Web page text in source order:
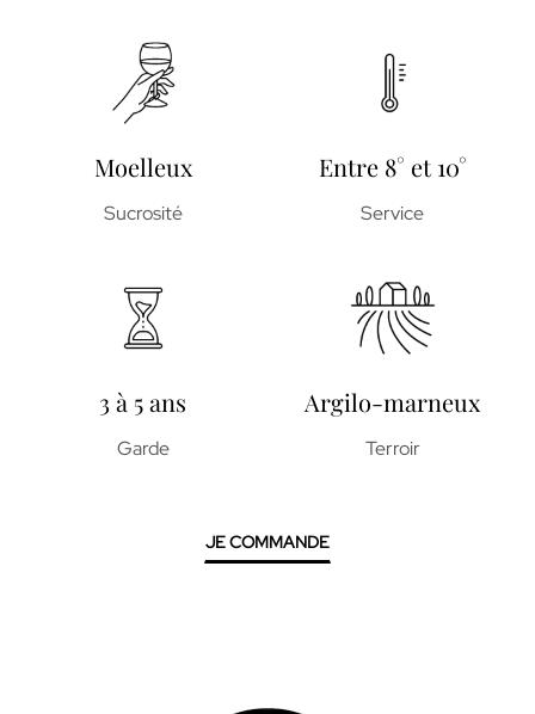
Moelleux
Sucrosité
Entre 8° et 10°
Service
3 à 5 ans
Garde
Argilo-marneux
Terroir
JE COMMANDE